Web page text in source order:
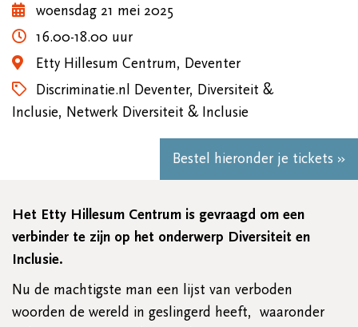
Bestel hieronder je tickets »
woensdag 21 mei 2025
16.00-18.00 uur
Etty Hillesum Centrum, Deventer
Discriminatie.nl Deventer, Diversiteit &
Inclusie, Netwerk Diversiteit & Inclusie
Het Etty Hillesum Centrum is gevraagd om een
verbinder te zijn op het onderwerp Diversiteit en
Inclusie.
Nu de machtigste man een lijst van verboden
woorden de wereld in geslingerd heeft, waaronder